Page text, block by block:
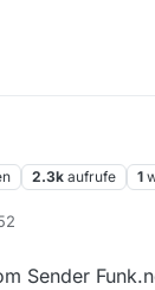
2.3k aufrufe 1
Sender